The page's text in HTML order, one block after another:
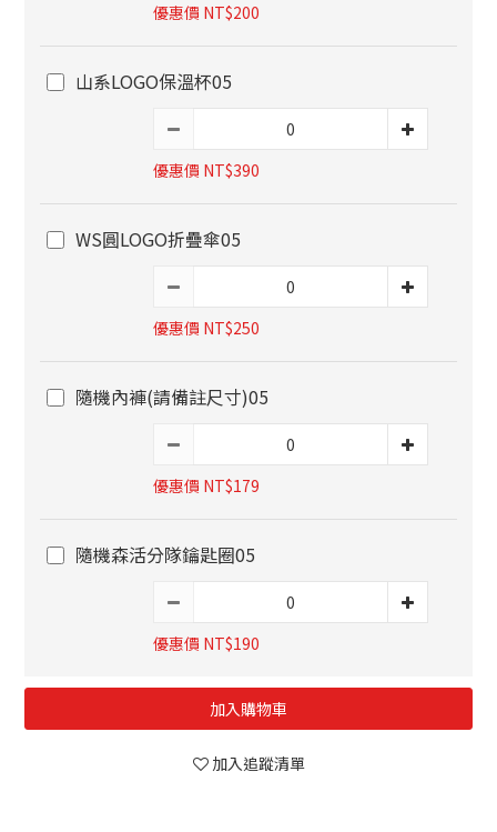
優惠價 NT$200
山系LOGO保溫杯05
優惠價 NT$390
WS圓LOGO折疊傘05
優惠價 NT$250
隨機內褲(請備註尺寸)05
優惠價 NT$179
隨機森活分隊鑰匙圈05
優惠價 NT$190
加入購物車
加入追蹤清單